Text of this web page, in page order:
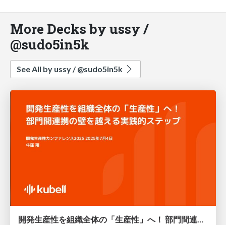
More Decks by ussy /
@sudo5in5k
See All by ussy / @sudo5in5k
開発生産性を組織全体の「生産性」へ！ 部門間連携の壁を越える実践的ステップ